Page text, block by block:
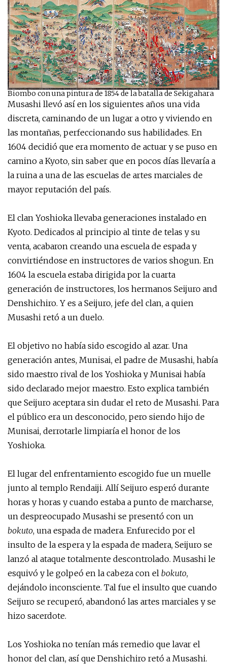
Biombo con una pintura de 1854 de la batalla de Sekigahara
Musashi llevó así en los siguientes años una vida
discreta, caminando de un lugar a otro y viviendo en
las montañas, perfeccionando sus habilidades. En
1604 decidió que era momento de actuar y se puso en
camino a Kyoto, sin saber que en pocos días llevaría a
la ruina a una de las escuelas de artes marciales de
mayor reputación del país.
El clan Yoshioka llevaba generaciones instalado en
Kyoto. Dedicados al principio al tinte de telas y su
venta, acabaron creando una escuela de espada y
convirtiéndose en instructores de varios shogun. En
1604 la escuela estaba dirigida por la cuarta
generación de instructores, los hermanos Seijuro and
Denshichiro. Y es a Seijuro, jefe del clan, a quien
Musashi retó a un duelo.
El objetivo no había sido escogido al azar. Una
generación antes, Munisai, el padre de Musashi, había
sido maestro rival de los Yoshioka y Munisai había
sido declarado mejor maestro. Esto explica también
que Seijuro aceptara sin dudar el reto de Musashi. Para
el público era un desconocido, pero siendo hijo de
Munisai, derrotarle limpiaría el honor de los
Yoshioka.
El lugar del enfrentamiento escogido fue un muelle
junto al templo Rendaiji. Allí Seijuro esperó durante
horas y horas y cuando estaba a punto de marcharse,
un despreocupado Musashi se presentó con un
bokuto, una espada de madera. Enfurecido por el
insulto de la espera y la espada de madera, Seijuro se
lanzó al ataque totalmente descontrolado. Musashi le
esquivó y le golpeó en la cabeza con el bokuto,
dejándolo inconsciente. Tal fue el insulto que cuando
Seijuro se recuperó, abandonó las artes marciales y se
hizo sacerdote.
Los Yoshioka no tenían más remedio que lavar el
honor del clan, así que Denshichiro retó a Musashi.